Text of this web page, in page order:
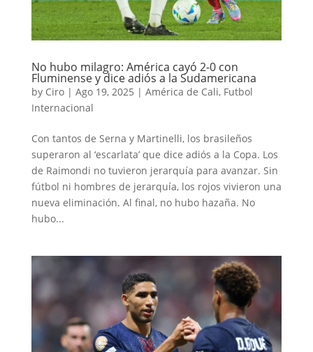
No hubo milagro: América cayó 2-0 con
Fluminense y dice adiós a la Sudamericana
by Ciro| Ago 19, 2025 | América de Cali, Futbol
Internacional
Con tantos de Serna y Martinelli, los brasileños
superaron al ‘escarlata’ que dice adiós a la Copa. Los
de Raimondi no tuvieron jerarquía para avanzar. Sin
fútbol ni hombres de jerarquía, los rojos vivieron una
nueva eliminación. Al final, no hubo hazaña. No
hubo...